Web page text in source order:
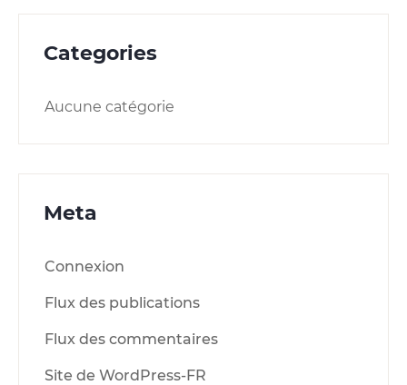
Categories
Aucune catégorie
Meta
Connexion
Flux des publications
Flux des commentaires
Site de WordPress-FR